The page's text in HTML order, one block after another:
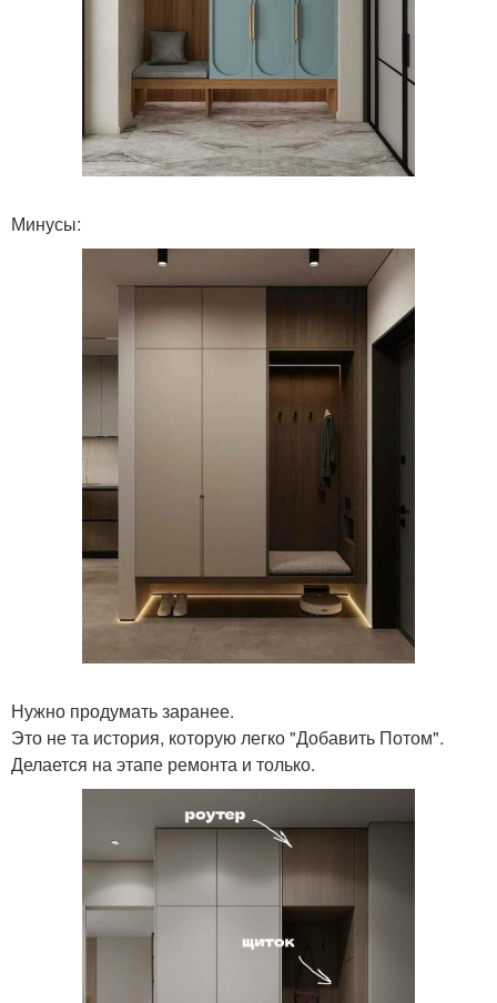
Минусы:
Нужно продумать заранее.
Это не та история, которую легко "Добавить Потом".
Делается на этапе ремонта и только.